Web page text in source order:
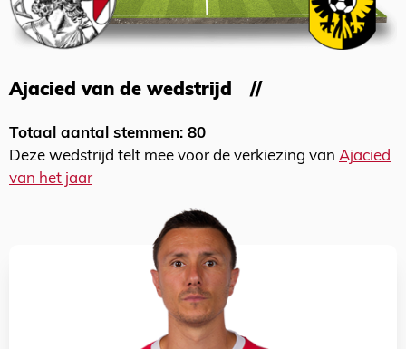
Ajacied van de wedstrijd
Totaal aantal stemmen: 80
Deze wedstrijd telt mee voor de verkiezing van Ajacied
van het jaar